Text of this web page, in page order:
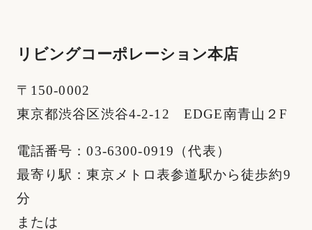
リビングコーポレーション本店
〒150-0002
東京都渋谷区渋谷4-2-12 EDGE南青山２F
電話番号：03-6300-0919（代表）
最寄り駅：東京メトロ表参道駅から徒歩約9
分
または